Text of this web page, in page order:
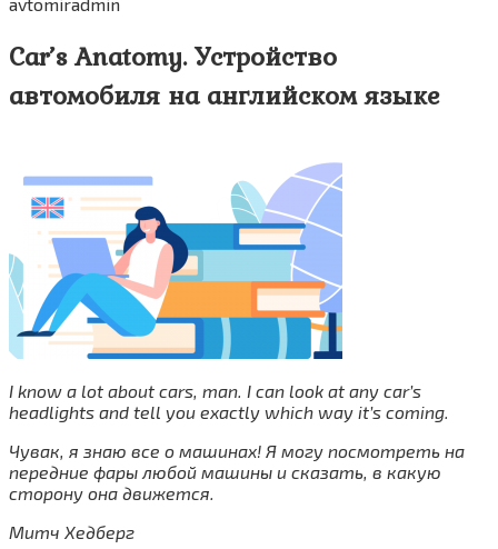
Car’s Anatomy. Устройство
автомобиля на английском языке
I know a lot about cars, man. I can look at any car’s
headlights and tell you exactly which way it’s coming.
Чувак, я знаю все о машинах! Я могу посмотреть на
передние фары любой машины и сказать, в какую
сторону она движется.
Митч Хедберг